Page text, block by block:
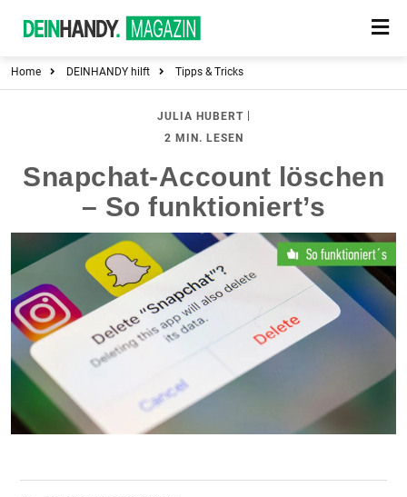
Home DEINHANDY hilft Tipps & Tricks
JULIA HUBERT|
2 MIN. LESEN
Snapchat-Account löschen
– So funktioniert’s